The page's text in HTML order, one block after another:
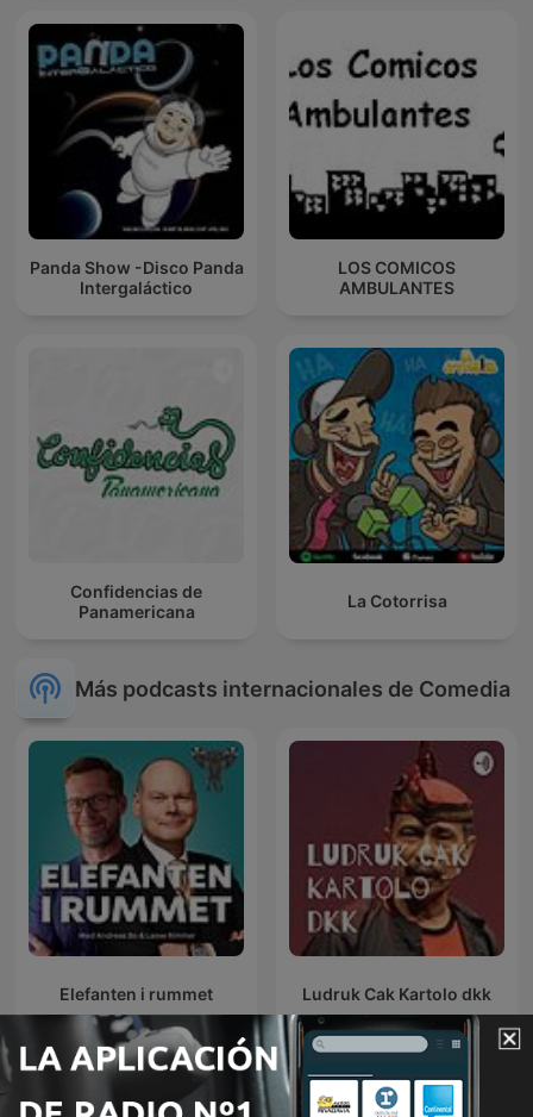
Panda Show -Disco Panda
Intergaláctico
LOS COMICOS
AMBULANTES
Confidencias de
Panamericana
La Cotorrisa
Más podcasts internacionales de Comedia
Elefanten i rummet Ludruk Cak Kartolo dkk